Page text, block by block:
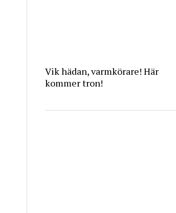
Vik hädan, varmkörare! Här
kommer tron!